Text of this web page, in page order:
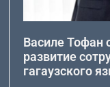
Василе Тофан
развитие
гагаузского